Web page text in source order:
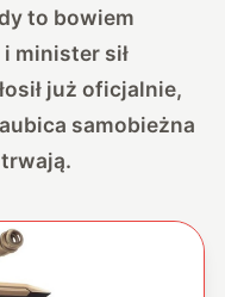
to bowiem
minister sił
już oficjalnie,
samobieżna
trwają.